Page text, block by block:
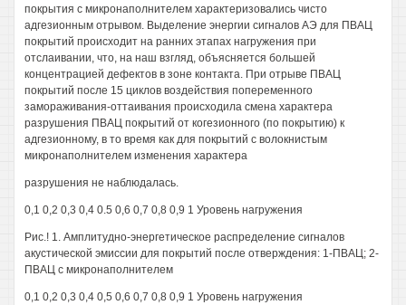
покрытия с микронаполнителем характеризовались чисто
адгезионным отрывом. Выделение энергии сигналов АЭ для ПВАЦ
покрытий происходит на ранних этапах нагружения при
отслаивании, что, на наш взгляд, объясняется большей
концентрацией дефектов в зоне контакта. При отрыве ПВАЦ
покрытий после 15 циклов воздействия попеременного
замораживания-оттаивания происходила смена характера
разрушения ПВАЦ покрытий от когезионного (по покрытию) к
адгезионному, в то время как для покрытий с волокнистым
микронаполнителем изменения характера
разрушения не наблюдалась.
0,1 0,2 0,3 0,4 0.5 0,6 0,7 0,8 0,9 1 Уровень нагружения
Рис.! 1. Амплитудно-энергетическое распределение сигналов
акустической эмиссии для покрытий после отверждения: 1-ПВАЦ; 2-
ПВАЦ с микронаполнителем
0,1 0,2 0,3 0,4 0,5 0,6 0,7 0,8 0,9 1 Уровень нагружения